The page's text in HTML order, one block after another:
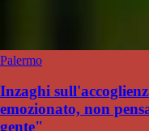
Palermo
Inzaghi
emozionato, non
gente"